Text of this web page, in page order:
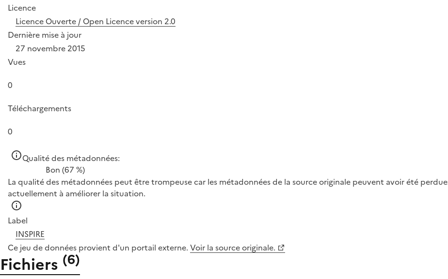
Licence
Licence Ouverte / Open Licence version 2.0
Dernière mise à jour
27 novembre 2015
Vues
0
Téléchargements
0
Qualité des métadonnées:
Bon (67 %)
La qualité des métadonnées peut être trompeuse car les métadonnées de la source originale peuvent avoir été
actuellement à améliorer la situation.
Label
INSPIRE
Ce jeu de données provient d'un portail externe. Voir la source originale.
Fichiers (6)